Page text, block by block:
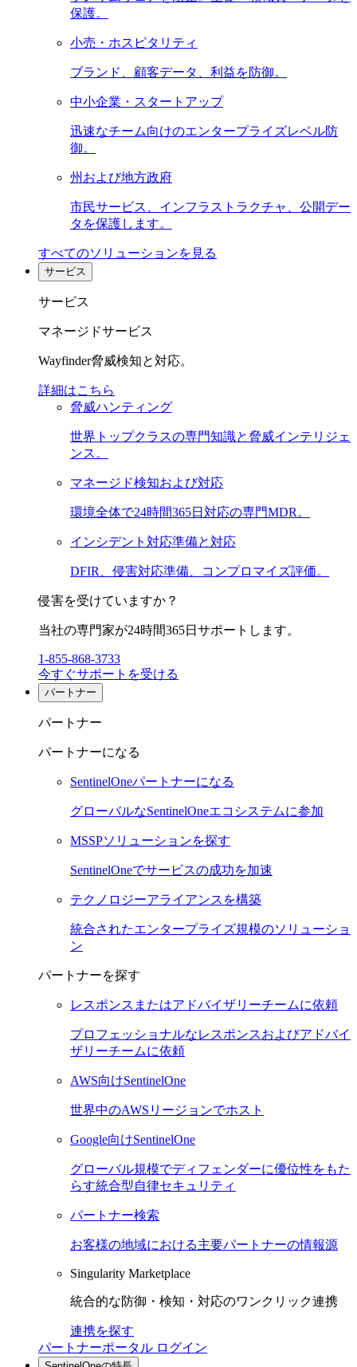
保護。
小売・ホスピタリティ
ブランド、顧客データ、利益を防御。
中小企業・スタートアップ
迅速なチーム向けのエンタープライズレベル防
御。
州および地方政府
市民サービス、インフラストラクチャ、公開デー
タを保護します。
すべてのソリューションを見る
サービス
サービス
マネージドサービス
Wayfinder脅威検知と対応。
詳細はこちら
脅威ハンティング
世界トップクラスの専門知識と脅威インテリジェ
ンス。
マネージド検知および対応
環境全体で24時間365日対応の専門MDR。
インシデント対応準備と対応
DFIR、侵害対応準備、コンプロマイズ評価。
侵害を受けていますか？
当社の専門家が24時間365日サポートします。
1-855-868-3733
今すぐサポートを受ける
パートナー
パートナー
パートナーになる
SentinelOneパートナーになる
グローバルなSentinelOneエコシステムに参加
MSSPソリューションを探す
SentinelOneでサービスの成功を加速
テクノロジーアライアンスを構築
統合されたエンタープライズ規模のソリューショ
ン
パートナーを探す
レスポンスまたはアドバイザリーチームに依頼
プロフェッショナルなレスポンスおよびアドバイ
ザリーチームに依頼
AWS向けSentinelOne
世界中のAWSリージョンでホスト
Google向けSentinelOne
グローバル規模でディフェンダーに優位性をもた
らす統合型自律セキュリティ
パートナー検索
お客様の地域における主要パートナーの情報源
Singularity Marketplace
統合的な防御・検知・対応のワンクリック連携
連携を探す
パートナーポータル ログイン